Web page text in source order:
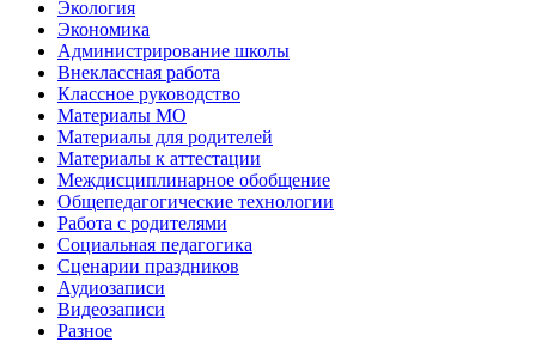
Экология
Экономика
Администрирование школы
Внеклассная работа
Классное руководство
Материалы МО
Материалы для родителей
Материалы к аттестации
Междисциплинарное обобщение
Общепедагогические технологии
Работа с родителями
Социальная педагогика
Сценарии праздников
Аудиозаписи
Видеозаписи
Разное